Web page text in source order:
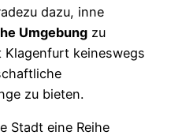
dazu, inne
Umgebung zu
keineswegs
zu bieten.
Stadt eine Reihe